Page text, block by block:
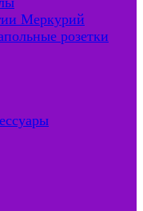
Меркурий
розетки